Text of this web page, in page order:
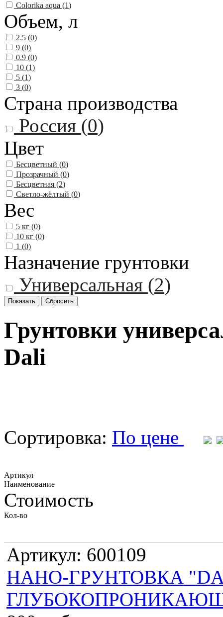
Colorika aqua (1)
Объем, л
2.5 (0)
9 (0)
0.9 (0)
10 (1)
5 (1)
3 (0)
Страна производства
Россия (0)
Цвет
Бесцветный (0)
Прозрачный (0)
Бесцветная (2)
Светло-жёлтый (0)
Вес
5 кг (0)
10 кг (0)
1 (0)
Назначение грунтовки
Универсальная (2)
Грунтовки
Dali
Сортировка: По цене
Артикул
Наименование
Стоимость
Кол-во
Артикул: 600109
НАНО-ГРУНТОВКА